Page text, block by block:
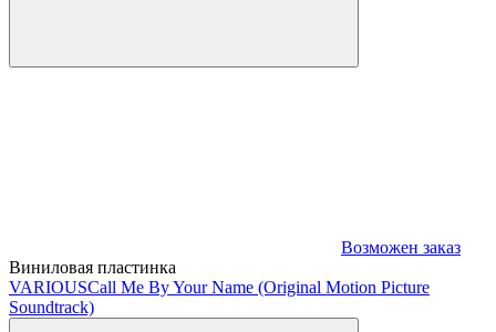
Возможен заказ
Виниловая пластинка
VARIOUSCall Me By Your Name (Original Motion Picture
Soundtrack)